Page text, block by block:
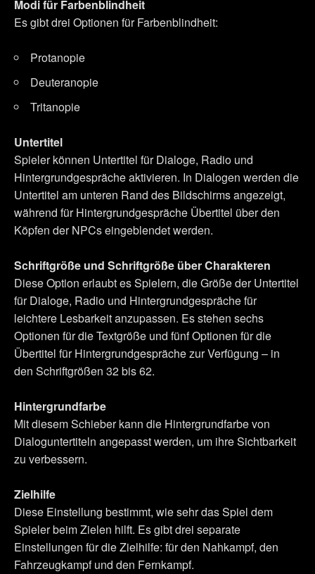
Modi für Farbenblindheit
Es gibt drei Optionen für Farbenblindheit:
Protanopie
Deuteranopie
Tritanopie
Untertitel
Spieler können Untertitel für Dialoge, Radio und
Hintergrundgespräche aktivieren. In Dialogen werden die
Untertitel am unteren Rand des Bildschirms angezeigt,
während für Hintergrundgespräche Übertitel über den
Köpfen der NPCs eingeblendet werden.
Schriftgröße und Schriftgröße über Charakteren
Diese Option erlaubt es Spielern, die Größe der Untertitel
für Dialoge, Radio und Hintergrundgespräche für
leichtere Lesbarkeit anzupassen. Es stehen sechs
Optionen für die Textgröße und fünf Optionen für die
Übertitel für Hintergrundgespräche zur Verfügung – in
den Schriftgrößen 32 bis 62.
Hintergrundfarbe
Mit diesem Schieber kann die Hintergrundfarbe von
Dialoguntertiteln angepasst werden, um ihre Sichtbarkeit
zu verbessern.
Zielhilfe
Diese Einstellung bestimmt, wie sehr das Spiel dem
Spieler beim Zielen hilft. Es gibt drei separate
Einstellungen für die Zielhilfe: für den Nahkampf, den
Fahrzeugkampf und den Fernkampf.